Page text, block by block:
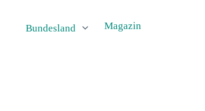
Bundesland Magazin